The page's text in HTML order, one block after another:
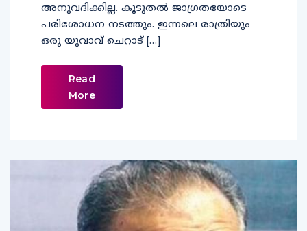
അനുവദിക്കില്ല. കൂടുതൽ ജാഗ്രതയോടെ
പരിശോധന നടത്തും. ഇന്നലെ രാത്രിയും
ഒരു യുവാവ് ചെറാട് […]
Read
More